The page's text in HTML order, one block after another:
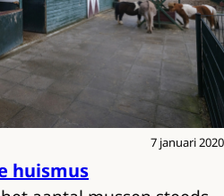
7 januari 2020
huismus